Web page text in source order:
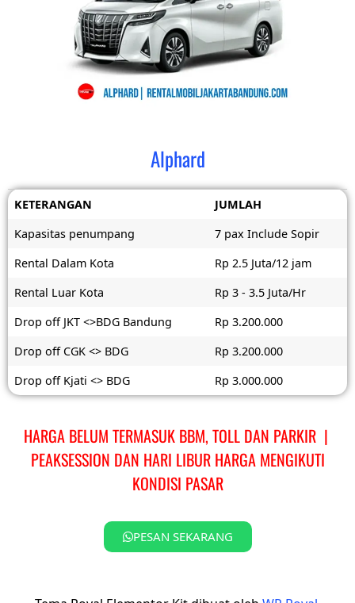
Alphard
KETERANGAN
JUMLAH
Kapasitas penumpang
7 pax Include Sopir
Rental Dalam Kota
Rp 2.5 Juta/12 jam
Rental Luar Kota
Rp 3 - 3.5 Juta/Hr
Drop off JKT <>BDG Bandung
Rp 3.200.000
Drop off CGK <> BDG
Rp 3.200.000
Drop off Kjati <> BDG
Rp 3.000.000
HARGA BELUM TERMASUK BBM, TOLL DAN PARKIR |
PEAKSESSION DAN HARI LIBUR HARGA MENGIKUTI
KONDISI PASAR
PESAN SEKARANG